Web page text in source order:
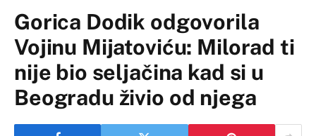
Gorica Dodik odgovorila
Vojinu Mijatoviću: Milorad ti
nije bio seljačina kad si u
Beogradu živio od njega